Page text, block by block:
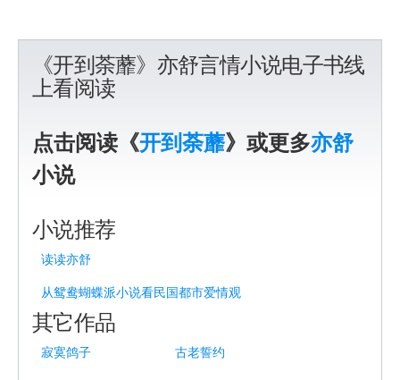
《开到荼蘼》亦舒言情小说电子书线
上看阅读
点击阅读《开到荼蘼》或更多亦舒
小说
小说推荐
读读亦舒
从鸳鸯蝴蝶派小说看民国都市爱情观
其它作品
寂寞鸽子 古老誓约